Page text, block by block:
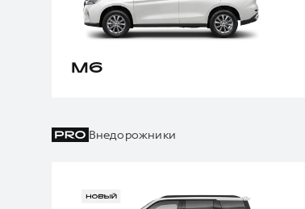
M6
Внедорожники